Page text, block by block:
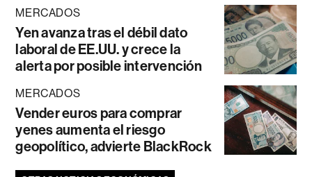
MERCADOS
Yen avanza tras el débil dato
laboral de EE.UU. y crece la
alerta por posible intervención
MERCADOS
Vender euros para comprar
yenes aumenta el riesgo
geopolítico, advierte BlackRock